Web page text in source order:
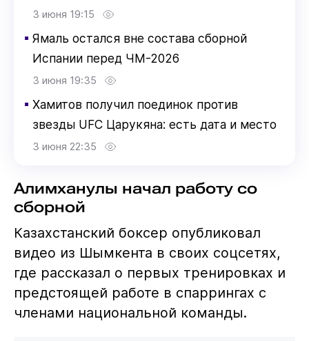
3 июня 19:15
▪ Ямаль остался вне состава сборной
Испании перед ЧМ-2026
3 июня 19:35
▪ Хамитов получил поединок против
звезды UFC Царукяна: есть дата и место
3 июня 22:35
Алимханулы начал работу со
сборной
Казахстанский боксер опубликовал
видео из Шымкента в своих соцсетях,
где рассказал о первых тренировках и
предстоящей работе в спаррингах с
членами национальной команды.